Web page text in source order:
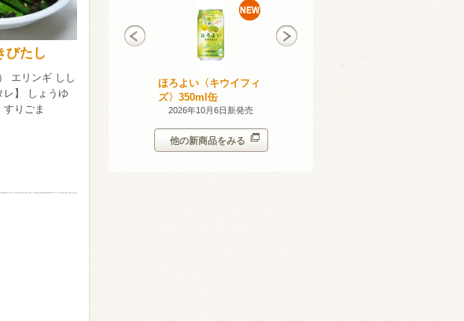
びたし
エリンギ しし
】 しょうゆ
りごま
ほろよい〈キウイフィ
ズ〉350ml缶
2026年10月6日新発売
酸化防止剤無添加のお
いしいワイン。スパー
他の新商品をみる